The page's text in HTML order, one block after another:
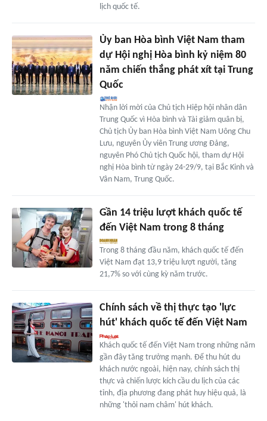
lịch quốc tế.
Ủy ban Hòa bình Việt Nam tham
dự Hội nghị Hòa bình kỷ niệm 80
năm chiến thắng phát xít tại Trung
Quốc
Nhận lời mời của Chủ tịch Hiệp hội nhân dân
Trung Quốc vì Hòa bình và Tài giảm quân bị,
Chủ tịch Ủy ban Hòa bình Việt Nam Uông Chu
Lưu, nguyên Ủy viên Trung ương Đảng,
nguyên Phó Chủ tịch Quốc hội, tham dự Hội
nghị Hòa bình từ ngày 24-29/9, tại Bắc Kinh và
Vân Nam, Trung Quốc.
Gần 14 triệu lượt khách quốc tế
đến Việt Nam trong 8 tháng
Trong 8 tháng đầu năm, khách quốc tế đến
Việt Nam đạt 13,9 triệu lượt người, tăng
21,7% so với cùng kỳ năm trước.
Chính sách về thị thực tạo 'lực
hút' khách quốc tế đến Việt Nam
Khách quốc tế đến Việt Nam trong những năm
gần đây tăng trưởng mạnh. Để thu hút du
khách nước ngoài, hiện nay, chính sách thị
thực và chiến lược kích cầu du lịch của các
tỉnh, địa phương đang phát huy hiệu quả, là
những 'thỏi nam châm' hút khách.